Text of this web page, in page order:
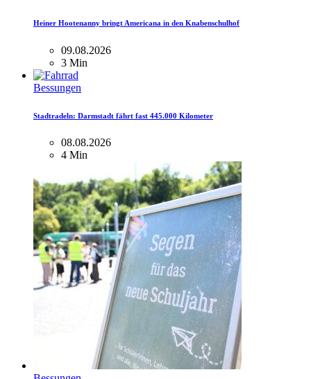
Heiner Hootenanny bringt Americana in den Knabenschulhof
09.08.2026
3 Min
Bessungen
Stadtradeln: Darmstadt fährt fast 445.000 Kilometer
08.08.2026
4 Min